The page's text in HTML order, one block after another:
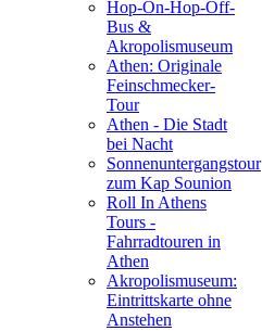
Hop-On-Hop-Off-
Bus &
Akropolismuseum
Athen: Originale
Feinschmecker-
Tour
Athen - Die Stadt
bei Nacht
Sonnenuntergangstour
zum Kap Sounion
Roll In Athens
Tours -
Fahrradtouren in
Athen
Akropolismuseum:
Eintrittskarte ohne
Anstehen